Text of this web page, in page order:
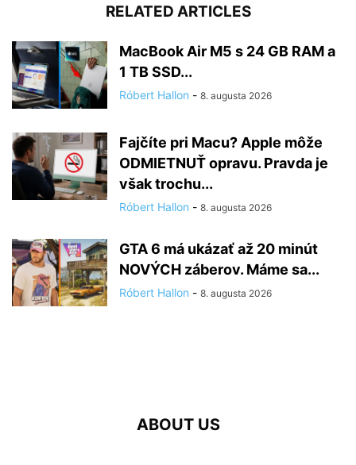
RELATED ARTICLES
MacBook Air M5 s 24 GB RAM a
1 TB SSD...
Róbert Hallon - 8. augusta 2026
Fajčíte pri Macu? Apple môže
ODMIETNUŤ opravu. Pravda je
však trochu...
Róbert Hallon - 8. augusta 2026
GTA 6 má ukázať až 20 minút
NOVÝCH záberov. Máme sa...
Róbert Hallon - 8. augusta 2026
ABOUT US